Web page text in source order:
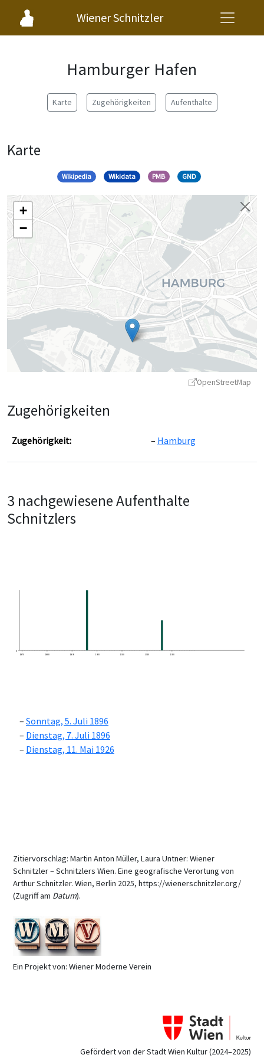
Wiener Schnitzler
Hamburger Hafen
Karte Zugehörigkeiten Aufenthalte
Karte
Wikipedia Wikidata PMB GND
+
−
OpenStreetMap
Zugehörigkeiten
Zugehörigkeit: Hamburg
3 nachgewiesene Aufenthalte
Schnitzlers
0
1870
1880 1890 1900 1910 1920 1930
Sonntag, 5. Juli 1896
Dienstag, 7. Juli 1896
Dienstag, 11. Mai 1926
Zitiervorschlag: Martin Anton Müller, Laura Untner: Wiener
Schnitzler – Schnitzlers Wien. Eine geografische Verortung von
Arthur Schnitzler. Wien, Berlin 2025, https://wienerschnitzler.org/
(Zugriff am Datum).
Ein Projekt von: Wiener Moderne Verein
Gefördert von der Stadt Wien Kultur (2024–2025)